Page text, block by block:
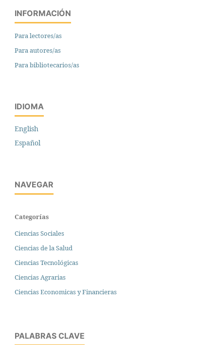
INFORMACIÓN
Para lectores/as
Para autores/as
Para bibliotecarios/as
IDIOMA
English
Español
NAVEGAR
Categorías
Ciencias Sociales
Ciencias de la Salud
Ciencias Tecnológicas
Ciencias Agrarias
Ciencias Economicas y Financieras
PALABRAS CLAVE